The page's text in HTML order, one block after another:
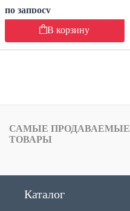
по запросу
В корзину
САМЫЕ ПРОДАВАЕМЫЕ
ТОВАРЫ
Каталог